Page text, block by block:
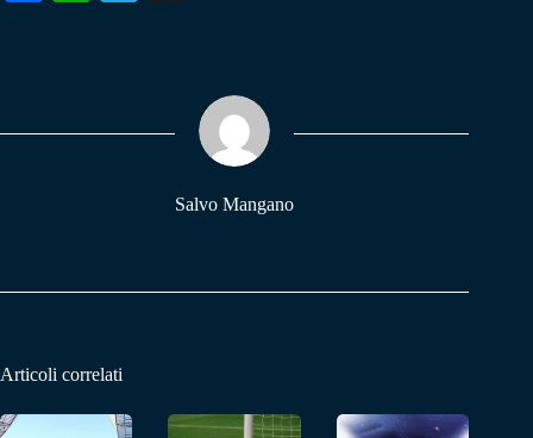
pp m
Salvo Mangano
Articoli correlati